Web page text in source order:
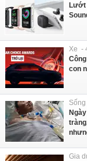
Lướt
Xe -
con
Gia